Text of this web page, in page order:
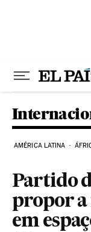
AMÉRICA LATINA
Partido
propor a
em